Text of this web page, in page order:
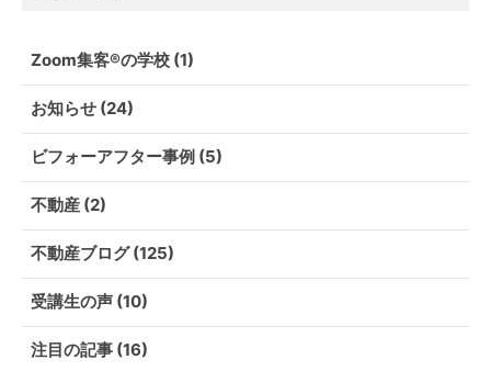
Zoom集客®の学校(1)
お知らせ(24)
ビフォーアフター事例 (5)
不動産(2)
不動産ブログ(125)
受講生の声(10)
注目の記事(16)